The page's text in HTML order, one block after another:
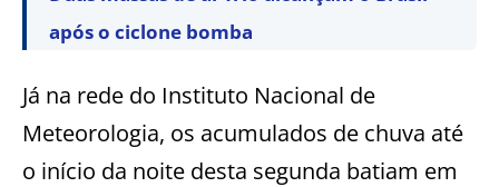
após o ciclone bomba
Já na rede do Instituto Nacional de
Meteorologia, os acumulados de chuva até
o início da noite desta segunda batiam em